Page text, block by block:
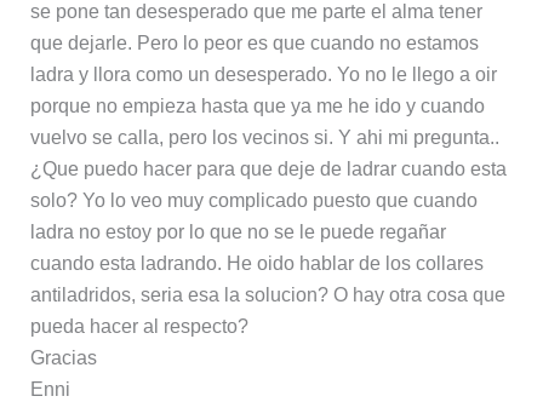
se pone tan desesperado que me parte el alma tener
que dejarle. Pero lo peor es que cuando no estamos
ladra y llora como un desesperado. Yo no le llego a oir
porque no empieza hasta que ya me he ido y cuando
vuelvo se calla, pero los vecinos si. Y ahi mi pregunta..
¿Que puedo hacer para que deje de ladrar cuando esta
solo? Yo lo veo muy complicado puesto que cuando
ladra no estoy por lo que no se le puede regañar
cuando esta ladrando. He oido hablar de los collares
antiladridos, seria esa la solucion? O hay otra cosa que
pueda hacer al respecto?
Gracias
Enni